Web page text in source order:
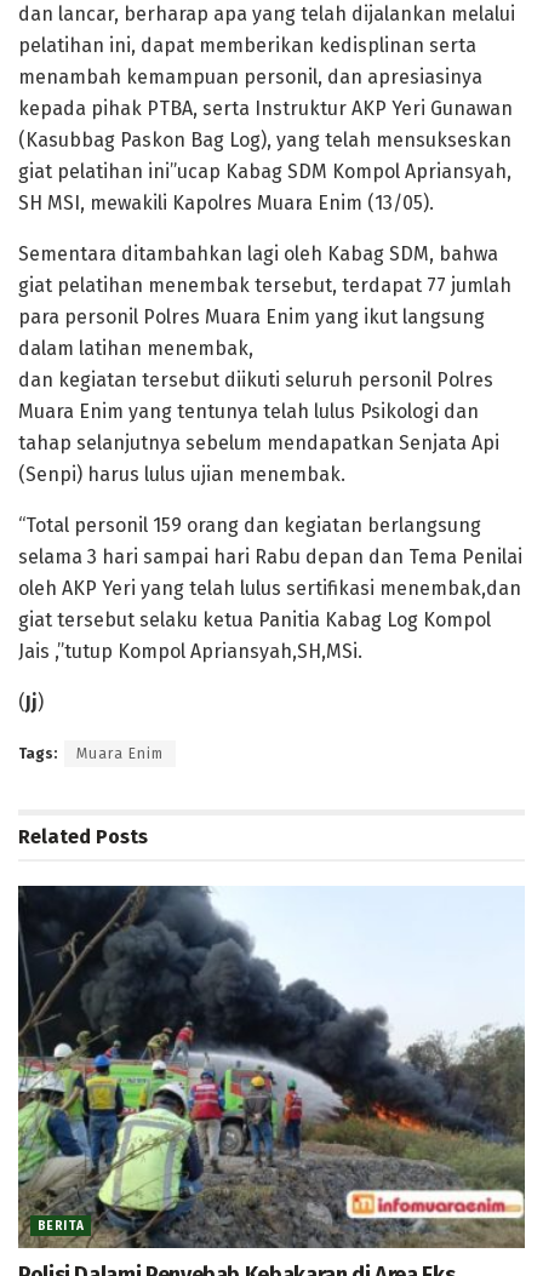
dan lancar, berharap apa yang telah dijalankan melalui
pelatihan ini, dapat memberikan kedisplinan serta
menambah kemampuan personil, dan apresiasinya
kepada pihak PTBA, serta Instruktur AKP Yeri Gunawan
(Kasubbag Paskon Bag Log), yang telah mensukseskan
giat pelatihan ini”ucap Kabag SDM Kompol Apriansyah,
SH MSI, mewakili Kapolres Muara Enim (13/05).
Sementara ditambahkan lagi oleh Kabag SDM, bahwa
giat pelatihan menembak tersebut, terdapat 77 jumlah
para personil Polres Muara Enim yang ikut langsung
dalam latihan menembak,
dan kegiatan tersebut diikuti seluruh personil Polres
Muara Enim yang tentunya telah lulus Psikologi dan
tahap selanjutnya sebelum mendapatkan Senjata Api
(Senpi) harus lulus ujian menembak.
“Total personil 159 orang dan kegiatan berlangsung
selama 3 hari sampai hari Rabu depan dan Tema Penilai
oleh AKP Yeri yang telah lulus sertifikasi menembak,dan
giat tersebut selaku ketua Panitia Kabag Log Kompol
Jais ,”tutup Kompol Apriansyah,SH,MSi.
(Jj)
Tags: Muara Enim
Related Posts
BERITA